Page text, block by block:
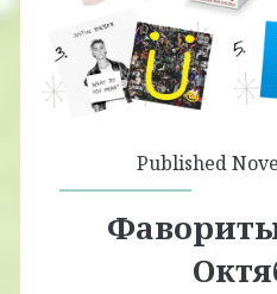
Published